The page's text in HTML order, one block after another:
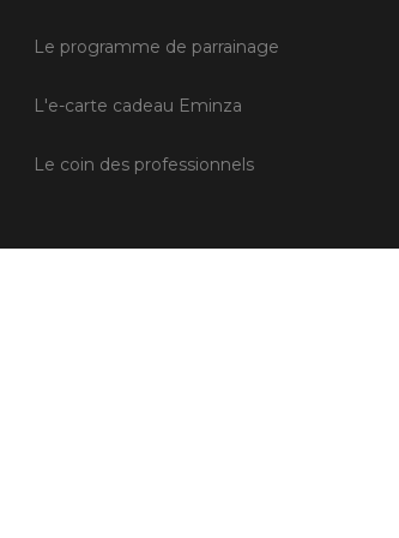
Le programme de parrainage
L'e-carte cadeau Eminza
Le coin des professionnels